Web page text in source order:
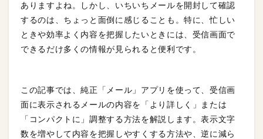
ありますよね。しかし、いちいちメールを開封して確認
するのは、ちょっと面倒に感じることも。特に、忙しい
ときや効率よく内容を把握したいときには、受信画面で
できるだけ多くの情報が見られると便利です。
この記事では、純正「メール」アプリを使って、受信画
面に表示されるメールの内容を「より詳しく」または
「コンパクトに」調整する方法を解説します。表示文字
数を増やして内容を把握しやすくする方法や、逆に減ら